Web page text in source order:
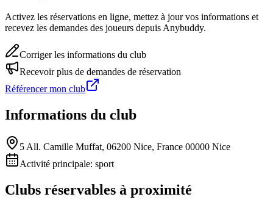
Activez les réservations en ligne, mettez à jour vos informations et
recevez les demandes des joueurs depuis Anybuddy.
Corriger les informations du club
Recevoir plus de demandes de réservation
Référencer mon club
Informations du club
5 All. Camille Muffat, 06200 Nice, France 00000 Nice
Activité principale: sport
Clubs réservables à proximité